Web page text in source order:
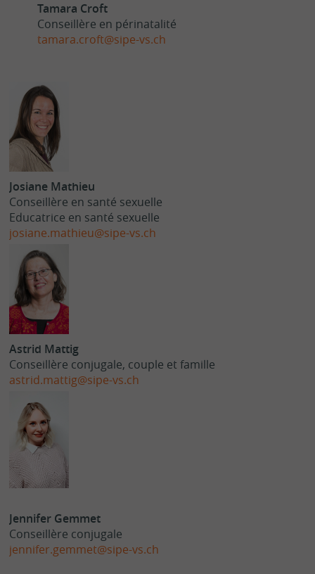
Tamara Croft
Conseillère en périnatalité
tamara.croft@sipe-vs.ch
Josiane Mathieu
Conseillère en santé sexuelle
Educatrice en santé sexuelle
josiane.mathieu@sipe-vs.ch
Astrid Mattig
Conseillère conjugale, couple et famille
astrid.mattig@sipe-vs.ch
Jennifer Gemmet
Conseillère conjugale
jennifer.gemmet@sipe-vs.ch